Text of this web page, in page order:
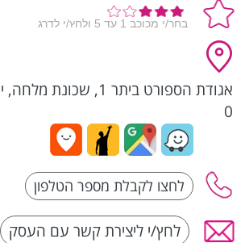
אגודת הספורט ביתר 1, שכונת מלחה, ירושלים
0
לחץ/י ליצירת קשר עם העסק